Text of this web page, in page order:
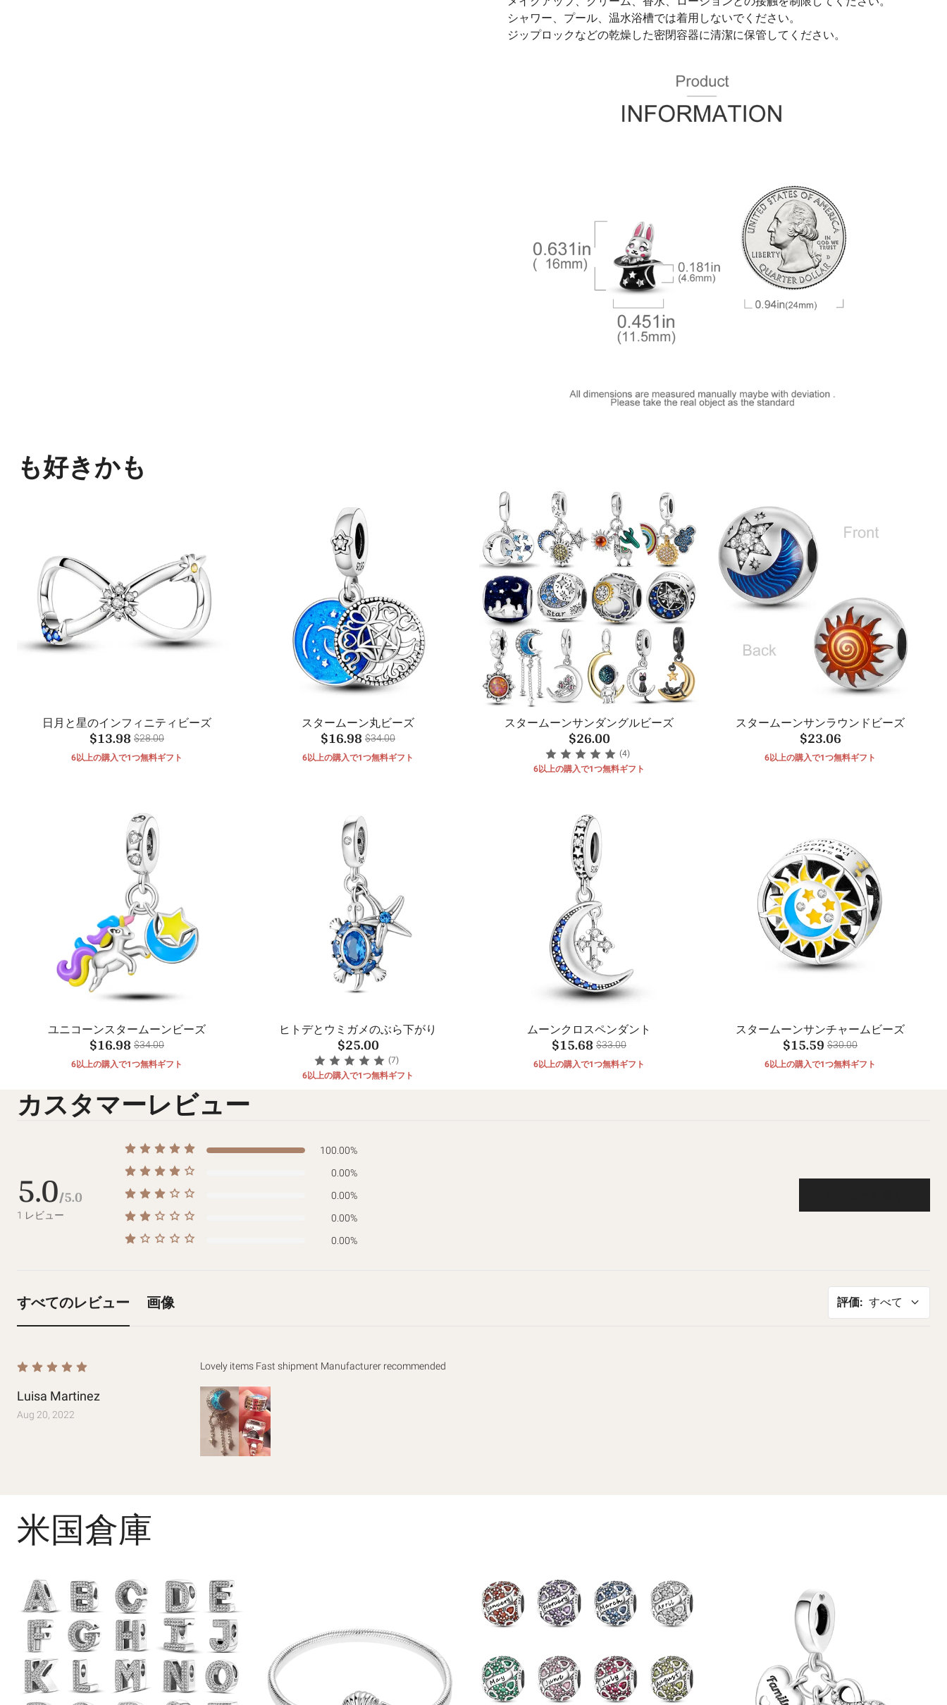
シャワー、プール、温水浴槽では着用しないでください。
ジップロックなどの乾燥した密閉容器に清潔に保管してください。
も好きかも
日月と星のインフィニティビーズ
$13.98 $28.00
6以上の購入で1つ無料ギフト
スタームーン丸ビーズ
$16.98 $34.00
6以上の購入で1つ無料ギフト
スタームーンサンダングルビーズ
$26.00
(4)
6以上の購入で1つ無料ギフト
スタームーンサンラウンドビーズ
$23.06
6以上の購入で1つ無料ギフト
ユニコーンスタームーンビーズ
$16.98 $34.00
6以上の購入で1つ無料ギフト
ヒトデとウミガメのぶら下がり
$25.00
(7)
6以上の購入で1つ無料ギフト
ムーンクロスペンダント
$15.68 $33.00
6以上の購入で1つ無料ギフト
スタームーンサンチャームビーズ
$15.59 $30.00
6以上の購入で1つ無料ギフト
カスタマーレビュー
5.0/5.0
1 レビュー
100.00%
0.00%
0.00%
0.00%
0.00%
すべてのレビュー 画像 評価: すべて
Luisa Martinez
Aug 20, 2022
Lovely items Fast shipment Manufacturer recommended
米国倉庫